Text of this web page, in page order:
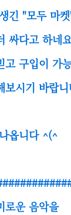
긴 "모두 마
싸다고 하네
고 구입이 가
보시기 바랍
옵니다 ^(^
로운 음악을